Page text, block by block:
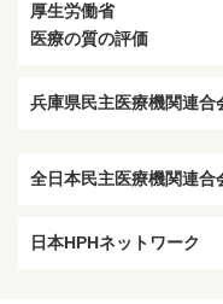
厚生労働省
医療の質の評価
兵庫県民主医療機関連合
全日本民主医療機関連合
日本HPHネットワーク